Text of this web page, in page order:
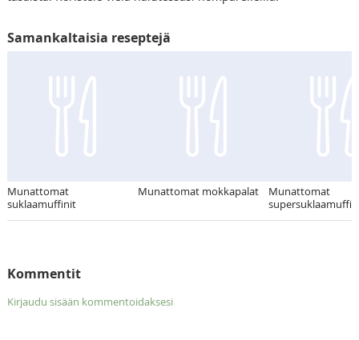
Samankaltaisia reseptejä
Munattomat
suklaamuffinit
Munattomat mokkapalat
Munattomat
Kommentit
Kirjaudu sisään kommentoidaksesi